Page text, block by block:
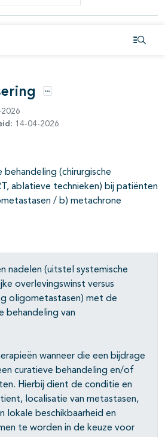
Opties
14-04-2026
(chirurgische
ablatieve technieken) bij patiënten
/ b) metachrone
nadelen (uitstel systemische
overlevingswinst versus
oligometastasen) met de
behandeling van
wanneer die een bijdrage
curatieve behandeling en/of
Hierbij dient de conditie en
localisatie van metastasen,
lokale beschikbaarheid en
te worden in de keuze voor